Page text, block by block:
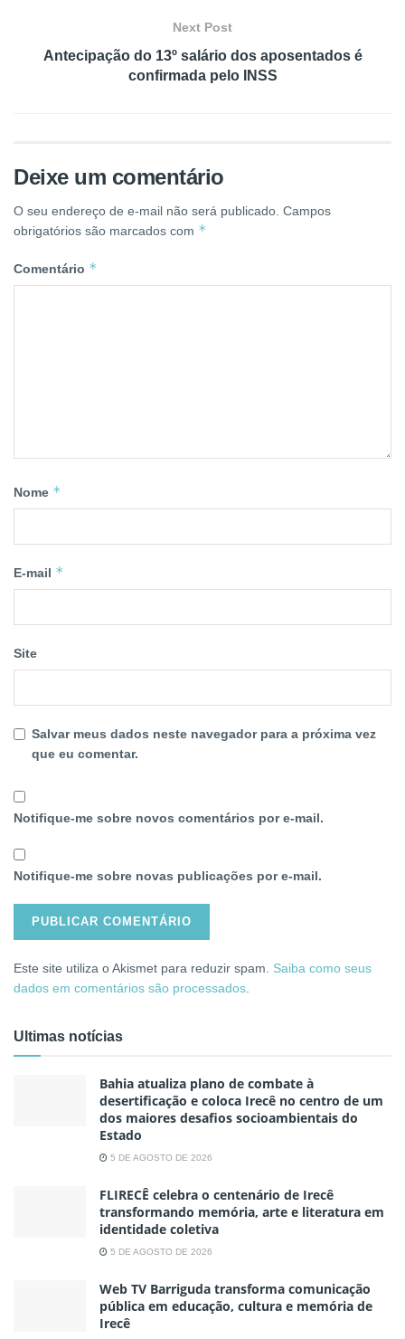
Next Post
Antecipação do 13º salário dos aposentados é
confirmada pelo INSS
Deixe um comentário
O seu endereço de e-mail não será publicado. Campos
obrigatórios são marcados com *
Comentário *
Nome *
E-mail *
Site
Salvar meus dados neste navegador para a próxima vez
que eu comentar.
Notifique-me sobre novos comentários por e-mail.
Notifique-me sobre novas publicações por e-mail.
Este site utiliza o Akismet para reduzir spam. Saiba como seus
dados em comentários são processados.
Ultimas notícias
Bahia atualiza plano de combate à
desertificação e coloca Irecê no centro de um
dos maiores desafios socioambientais do
Estado
5 DE AGOSTO DE 2026
FLIRECÊ celebra o centenário de Irecê
transformando memória, arte e literatura em
identidade coletiva
5 DE AGOSTO DE 2026
Web TV Barriguda transforma comunicação
pública em educação, cultura e memória de
Irecê